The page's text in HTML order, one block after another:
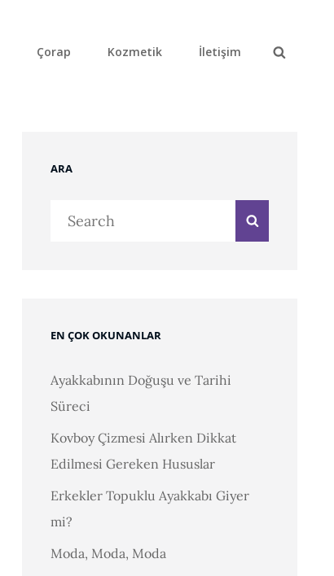
Çorap Kozmetik
İletişim
ARA
EN ÇOK OKUNANLAR
Ayakkabının Doğuşu ve Tarihi
Süreci
Kovboy Çizmesi Alırken Dikkat
Edilmesi Gereken Hususlar
Erkekler Topuklu Ayakkabı Giyer
mi?
Moda, Moda, Moda